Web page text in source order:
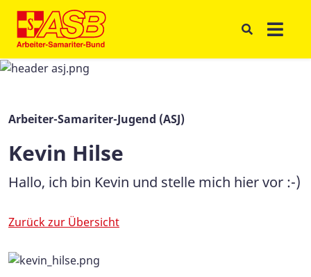
Arbeiter-Samariter-Jugend (ASJ)
Kevin Hilse
Hallo, ich bin Kevin und stelle mich hier vor :-)
Zurück zur Übersicht